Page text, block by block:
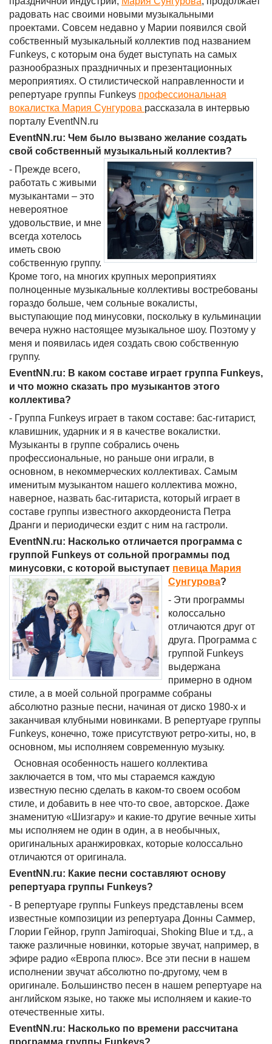
радовать нас своими новыми музыкальными
проектами. Совсем недавно у Марии появился свой
собственный музыкальный коллектив под названием
Funkeys, с которым она будет выступать на самых
разнообразных праздничных и презентационных
мероприятиях. О стилистической направленности и
репертуаре группы Funkeys профессиональная
вокалистка Мария Сунгурова рассказала в интервью
порталу EventNN.ru
EventNN.ru: Чем было вызвано желание создать
свой собственный музыкальный коллектив?
- Прежде всего,
работать с живыми
музыкантами – это
невероятное
удовольствие, и мне
всегда хотелось
иметь свою
собственную группу.
Кроме того, на многих крупных мероприятиях
полноценные музыкальные коллективы востребованы
гораздо больше, чем сольные вокалисты,
выступающие под минусовки, поскольку в кульминации
вечера нужно настоящее музыкальное шоу. Поэтому у
меня и появилась идея создать свою собственную
группу.
EventNN.ru: В каком составе играет группа Funkeys,
и что можно сказать про музыкантов этого
коллектива?
- Группа Funkeys играет в таком составе: бас-гитарист,
клавишник, ударник и я в качестве вокалистки.
Музыканты в группе собрались очень
профессиональные, но раньше они играли, в
основном, в некоммерческих коллективах. Самым
именитым музыкантом нашего коллектива можно,
наверное, назвать бас-гитариста, который играет в
составе группы известного аккордеониста Петра
Дранги и периодически ездит с ним на гастроли.
EventNN.ru: Насколько отличается программа с
группой Funkeys от сольной программы под
минусовки, с которой выступает певица Мария
Сунгурова?
- Эти программы
колоссально
отличаются друг от
друга. Программа с
группой Funkeys
выдержана
примерно в одном
стиле, а в моей сольной программе собраны
абсолютно разные песни, начиная от диско 1980-х и
заканчивая клубными новинками. В репертуаре группы
Funkeys, конечно, тоже присутствуют ретро-хиты, но, в
основном, мы исполняем современную музыку.
Основная особенность нашего коллектива
заключается в том, что мы стараемся каждую
известную песню сделать в каком-то своем особом
стиле, и добавить в нее что-то свое, авторское. Даже
знаменитую «Шизгару» и какие-то другие вечные хиты
мы исполняем не один в один, а в необычных,
оригинальных аранжировках, которые колоссально
отличаются от оригинала.
EventNN.ru: Какие песни составляют основу
репертуара группы Funkeys?
- В репертуаре группы Funkeys представлены всем
известные композиции из репертуара Донны Саммер,
Глории Гейнор, групп Jamiroquai, Shoking Blue и т.д., а
также различные новинки, которые звучат, например, в
эфире радио «Европа плюс». Все эти песни в нашем
исполнении звучат абсолютно по-другому, чем в
оригинале. Большинство песен в нашем репертуаре на
английском языке, но также мы исполняем и какие-то
отечественные хиты.
EventNN.ru: Насколько по времени рассчитана
программа группы Funkeys?